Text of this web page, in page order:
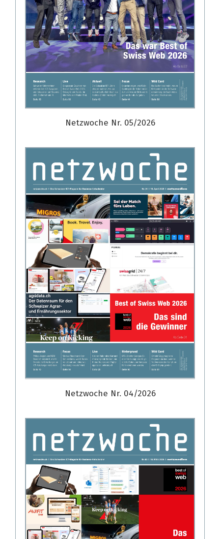
Netzwoche Nr. 05/2026
Netzwoche Nr. 04/2026